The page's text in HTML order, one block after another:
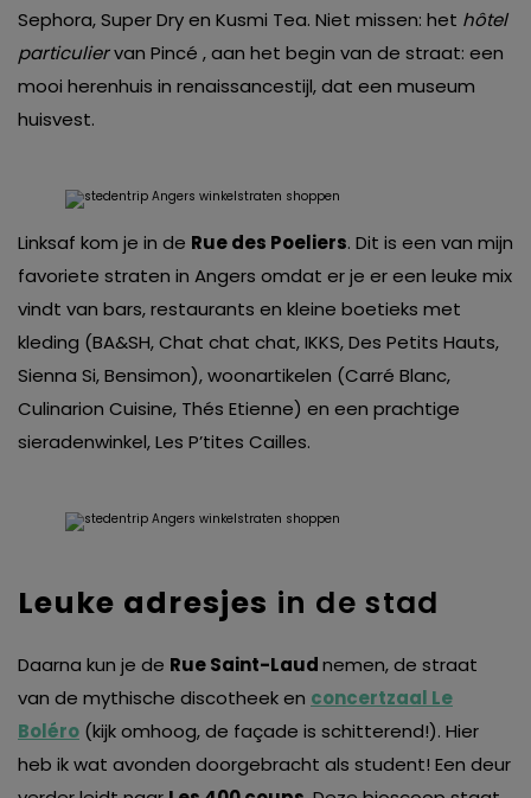
Sephora, Super Dry en Kusmi Tea. Niet missen: het hôtel
particuliervan Pincé , aan het begin van de straat: een
mooi herenhuis in renaissancestijl, dat een museum
huisvest.
Linksaf kom je in de Rue des Poeliers. Dit is een van mijn
favoriete straten in Angers omdat er je er een leuke mix
vindt van bars, restaurants en kleine boetieks met
kleding (BA&SH, Chat chat chat, IKKS, Des Petits Hauts,
Sienna Si, Bensimon), woonartikelen (Carré Blanc,
Culinarion Cuisine, Thés Etienne) en een prachtige
sieradenwinkel, Les P’tites Cailles.
Leuke adresjes in de stad
Daarna kun je de Rue Saint-Laudnemen, de straat
van de mythische discotheek en concertzaal Le
Boléro (kijk omhoog, de façade is schitterend!). Hier
heb ik wat avonden doorgebracht als student! Een deur